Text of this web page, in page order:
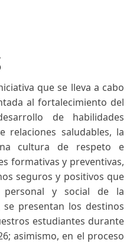
que se lleva a cabo
al fortalecimiento del
de habilidades
relaciones saludables, la
cultura de respeto e
formativas y preventivas,
seguros y positivos que
personal y social de la
presentan los destinos
estudiantes durante
asimismo, en el proceso